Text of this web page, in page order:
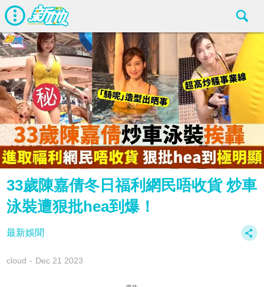
33歲陳嘉倩冬日福利網民唔收貨 炒車
泳裝遭狠批hea到爆！
最新娛聞
cloud Dec 21 2023